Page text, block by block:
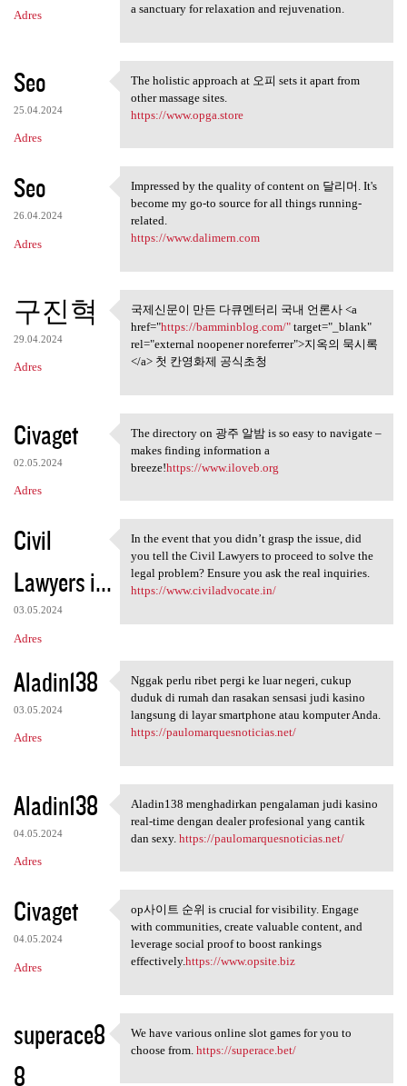
Adres
a sanctuary for relaxation and rejuvenation.
Seo
25.04.2024
Adres
The holistic approach at 오피
The holistic approach at 오피 sets it apart from
other massage sites.
https://www.opga.store
Seo
26.04.2024
Adres
Impressed by the quality of
Impressed by the quality of content on 달리머. It's
become my go-to source for all things running-
related.
https://www.dalimern.com
구진혁
29.04.2024
Adres
국제신문이 만든 다큐멘터리 국
내 언론사 <a href
국제신문이 만든 다큐멘터리 국내 언론사 <a
href="https://bamminblog.com/"target="_blank"
rel="external noopener noreferrer">지옥의 묵시록
</a> 첫 칸영화제 공식초청
Civaget
02.05.2024
Adres
The directory on 광주 알밤 is so
The directory on 광주 알밤 is so easy to navigate –
makes finding information a
breeze!https://www.iloveb.org
Civil
Lawyers i...
03.05.2024
Adres
In the event that you didn’t
In the event that you didn’t grasp the issue, did
you tell the Civil Lawyers to proceed to solve the
legal problem? Ensure you ask the real inquiries.
https://www.civiladvocate.in/
Aladin138
03.05.2024
Adres
Nggak perlu ribet pergi ke
Nggak perlu ribet pergi ke luar negeri, cukup
duduk di rumah dan rasakan sensasi judi kasino
langsung di layar smartphone atau komputer Anda.
https://paulomarquesnoticias.net/
Aladin138
04.05.2024
Adres
Aladin138 menghadirkan
Aladin138 menghadirkan pengalaman judi kasino
real-time dengan dealer profesional yang cantik
dan sexy. https://paulomarquesnoticias.net/
Civaget
04.05.2024
Adres
op사이트 순위 is crucial for
op사이트 순위 is crucial for visibility. Engage
with communities, create valuable content, and
leverage social proof to boost rankings
effectively.https://www.opsite.biz
superace8
8
We have various online slot
We have various online slot games for you to
choose from. https://superace.bet/